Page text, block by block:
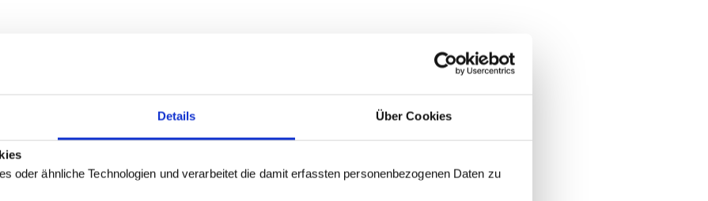
Details Über Cookies
oder ähnliche Technologien und verarbeitet die damit erfassten personenbezogenen Daten zu